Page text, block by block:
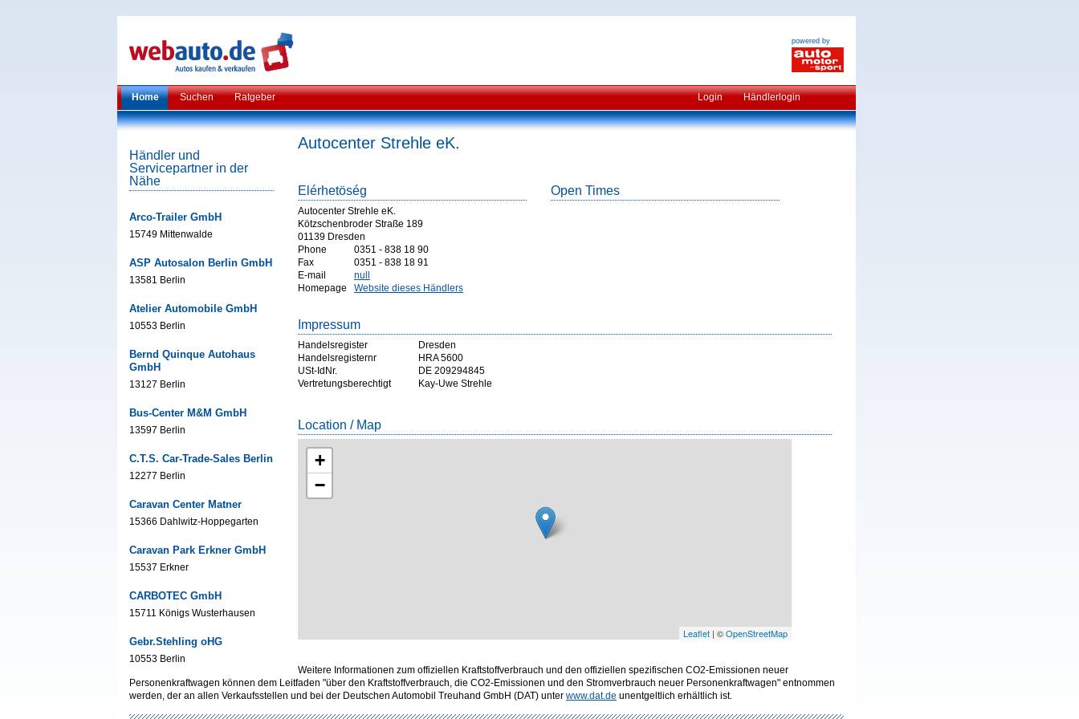
powered by
Home Suchen Ratgeber Login Händlerlogin
Händler und
Servicepartner in der
Nähe
Arco-Trailer GmbH
15749 Mittenwalde
ASP Autosalon Berlin GmbH
13581 Berlin
Atelier Automobile GmbH
10553 Berlin
Bernd Quinque Autohaus
GmbH
13127 Berlin
Bus-Center M&M GmbH
13597 Berlin
C.T.S. Car-Trade-Sales Berlin
12277 Berlin
Caravan Center Matner
15366 Dahlwitz-Hoppegarten
Caravan Park Erkner GmbH
15537 Erkner
CARBOTEC GmbH
15711 Königs Wusterhausen
Gebr.Stehling oHG
10553 Berlin
Autocenter Strehle eK.
Elérhetöség
Autocenter Strehle eK.
Kötzschenbroder Straße 189
01139 Dresden
Phone
0351 - 838 18 90
Fax
0351 - 838 18 91
E-mail
null
Homepage
Website dieses Händlers
Open Times
Impressum
Handelsregister
Dresden
Handelsregisternr
HRA 5600
USt-IdNr.
DE 209294845
Vertretungsberechtigt
Kay-Uwe Strehle
Location / Map
+
−
Leaflet | ©OpenStreetMap
Weitere Informationen zum offiziellen Kraftstoffverbrauch und den offiziellen spezifischen CO2-Emissionen neuer
Personenkraftwagen können dem Leitfaden "über den Kraftstoffverbrauch, die CO2-Emissionen und den Stromverbrauch neuer Personenkraftwagen" entnommen
werden, der an allen Verkaufsstellen und bei der Deutschen Automobil Treuhand GmbH (DAT) unter www.dat.de unentgeltlich erhältlich ist.